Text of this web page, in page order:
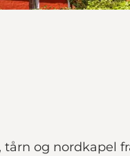
og nordkapel